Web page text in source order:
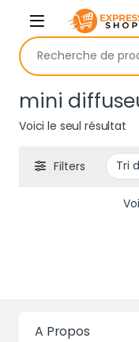
Skip to navigation
Skip to content
Recherche pour :
mini
Voici le seul résultat
Filters
A Propos